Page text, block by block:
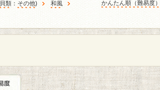
貝類 ： その他)
和風
かんたん順（難易度）